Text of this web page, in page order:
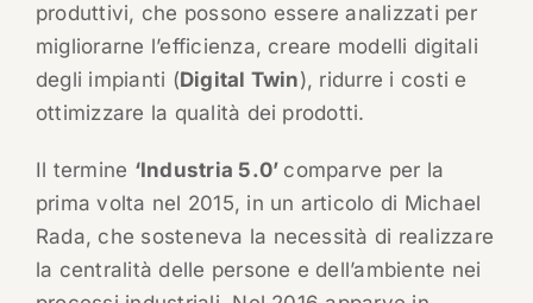
produttivi, che possono essere analizzati per
migliorarne l’efficienza, creare modelli digitali
degli impianti (Digital Twin), ridurre i costi e
ottimizzare la qualità dei prodotti.
Il termine ‘Industria 5.0’ comparve per la
prima volta nel 2015, in un articolo di Michael
Rada, che sosteneva la necessità di realizzare
la centralità delle persone e dell’ambiente nei